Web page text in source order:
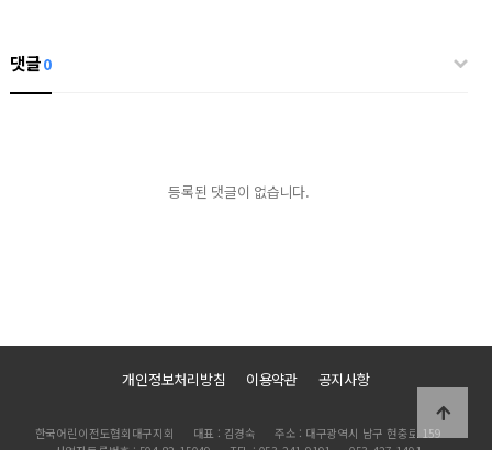
댓글0
등록된 댓글이 없습니다.
개인정보처리방침 이용약관 공지사항
한국어린이전도협회대구지회 대표 : 김경숙
주소 : 대구광역시 남구 현충로 159